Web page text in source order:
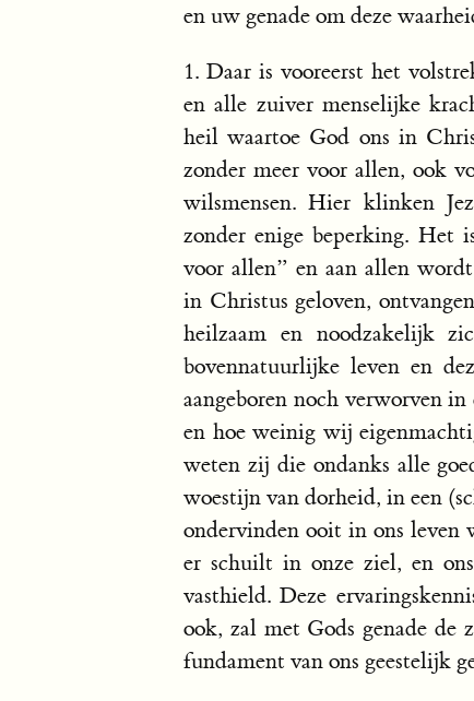
en uw genade om deze
1. Daar is vooreerst het
en alle zuiver menselijke
heil waartoe God ons in
zonder meer voor allen, ook
wilsmensen. Hier klinken
zonder enige beperking. Het
voor allen” en aan allen
in Christus geloven,
heilzaam en noodzakelijk
bovennatuurlijke leven en
aangeboren noch verworven
en hoe weinig wij
weten zij die ondanks alle
woestijn van dorheid, in een
ondervinden ooit in ons leven
er schuilt in onze ziel, en
vasthield. Deze
ook, zal met Gods genade de
fundament van ons geestelijk